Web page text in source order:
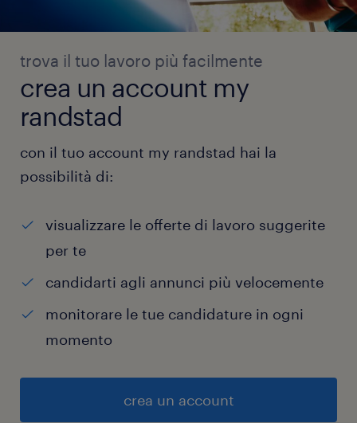
trova il tuo lavoro più facilmente
crea un account my
randstad
con il tuo account my randstad hai la
possibilità di:
visualizzare le offerte di lavoro suggerite
per te
candidarti agli annunci più velocemente
monitorare le tue candidature in ogni
momento
crea un account